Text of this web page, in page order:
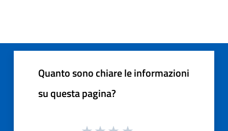
Quanto sono chiare le informazioni
su questa pagina?